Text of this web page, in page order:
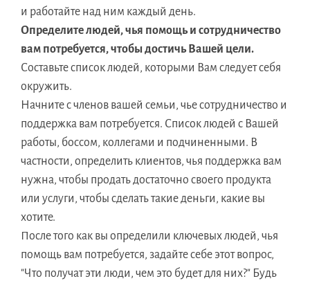
и работайте над ним каждый день.
Определите людей, чья помощь и сотрудничество
вам потребуется, чтобы достичь Вашей цели.
Составьте список людей, которыми Вам следует себя
окружить.
Начните с членов вашей семьи, чье сотрудничество и
поддержка вам потребуется. Список людей с Вашей
работы, боссом, коллегами и подчиненными. В
частности, определить клиентов, чья поддержка вам
нужна, чтобы продать достаточно своего продукта
или услуги, чтобы сделать такие деньги, какие вы
хотите.
После того как вы определили ключевых людей, чья
помощь вам потребуется, задайте себе этот вопрос,
"Что получат эти люди, чем это будет для них?" Будь